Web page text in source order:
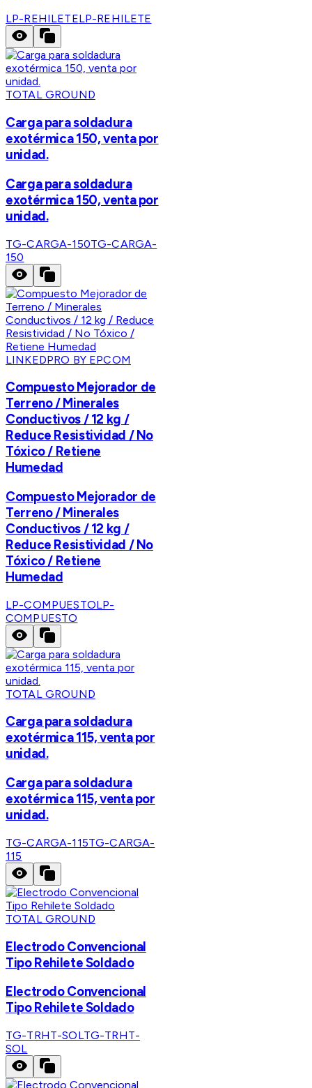
LP-REHILETELP-REHILETE
TOTAL GROUND
Carga para soldadura
exotérmica 150, venta por
unidad.
Carga para soldadura
exotérmica 150, venta por
unidad.
TG-CARGA-150TG-CARGA-
150
LINKEDPRO BY EPCOM
Compuesto Mejorador de
Terreno / Minerales
Conductivos / 12 kg /
Reduce Resistividad / No
Tóxico / Retiene
Humedad
Compuesto Mejorador de
Terreno / Minerales
Conductivos / 12 kg /
Reduce Resistividad / No
Tóxico / Retiene
Humedad
LP-COMPUESTOLP-
COMPUESTO
TOTAL GROUND
Carga para soldadura
exotérmica 115, venta por
unidad.
Carga para soldadura
exotérmica 115, venta por
unidad.
TG-CARGA-115TG-CARGA-
115
TOTAL GROUND
Electrodo Convencional
Tipo Rehilete Soldado
Electrodo Convencional
Tipo Rehilete Soldado
TG-TRHT-SOLTG-TRHT-
SOL